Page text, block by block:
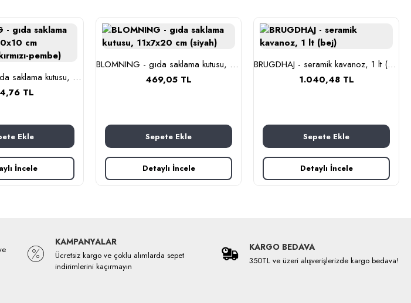
BLOMNING - gıda saklama kutusu, 10x10x10 cm (kahverengi kırmızı-pembe)
TL
Ekle
İncele
BLOMNING - gıda saklama kutusu, 11x7x20 cm (siyah)
469,05 TL
Sepete Ekle
Detaylı İncele
BRUGDHAJ - seramik kavanoz, 1 lt (bej)
1.040,48 TL
Sepete Ekle
Detaylı İncele
KAMPANYALAR
Ücretsiz kargo ve çoklu alımlarda sepet
indirimlerini kaçırmayın
KARGO BEDAVA
350TL ve üzeri alışverişlerizde kargo bedava!